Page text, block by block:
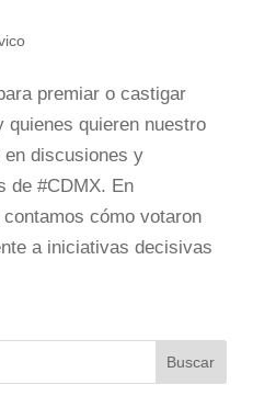
premiar o castigar
quienes quieren nuestro
discusiones y
de #CDMX. En
cómo votaron
a iniciativas decisivas